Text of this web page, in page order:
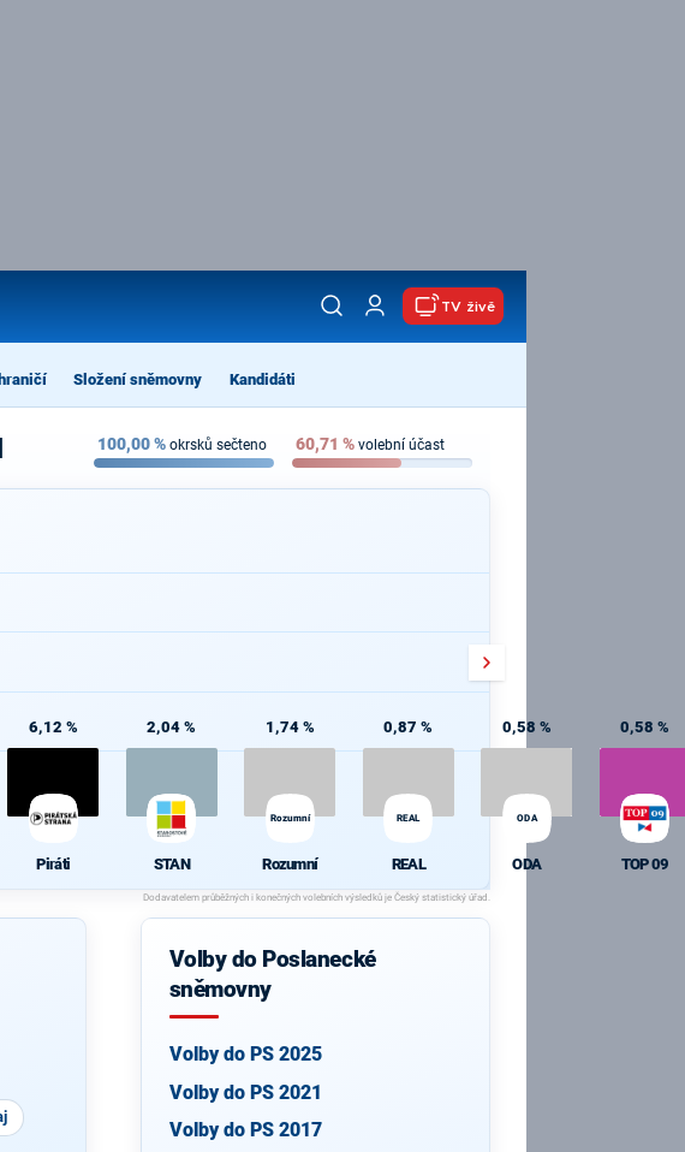
TV živě
Složení sněmovny Kandidáti
100,00% okrsků sečteno 60,71 % volební účast
6,12 %
Piráti
2,04 %
STAN
1,74 %
Rozumní
Rozumní
0,87 %
REAL
REAL
0,58 %
ODA
ODA
0,58 %
TOP 09
Volby do Poslanecké
sněmovny
Volby do PS 2025
Volby do PS 2021
Volby do PS 2017